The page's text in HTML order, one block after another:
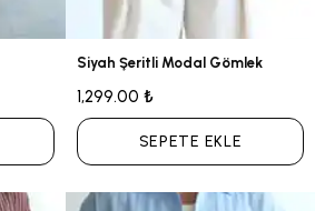
Siyah Şeritli Modal Gömlek
1,299.00 ₺
SEPETE EKLE